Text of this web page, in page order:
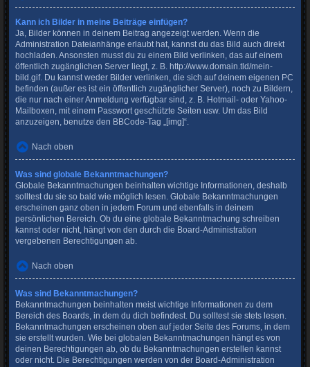
Kann ich Bilder in meine Beiträge einfügen?
Ja, Bilder können in deinem Beitrag angezeigt werden. Wenn die
Administration Dateianhänge erlaubt hat, kannst du das Bild auch direkt
hochladen. Ansonsten musst du zu einem Bild verlinken, das auf einem
öffentlich zugänglichen Server liegt, z. B. http://www.domain.tld/mein-
bild.gif. Du kannst weder Bilder verlinken, die sich auf deinem eigenen PC
befinden (außer es ist ein öffentlich zugänglicher Server), noch zu Bildern,
die nur nach einer Anmeldung verfügbar sind, z. B. Hotmail- oder Yahoo-
Mailboxen, mit einem Passwort geschützte Seiten usw. Um das Bild
anzuzeigen, benutze den BBCode-Tag „[img]“.
Nach oben
Was sind globale Bekanntmachungen?
Globale Bekanntmachungen beinhalten wichtige Informationen, deshalb
solltest du sie so bald wie möglich lesen. Globale Bekanntmachungen
erscheinen ganz oben in jedem Forum und ebenfalls in deinem
persönlichen Bereich. Ob du eine globale Bekanntmachung schreiben
kannst oder nicht, hängt von den durch die Board-Administration
vergebenen Berechtigungen ab.
Nach oben
Was sind Bekanntmachungen?
Bekanntmachungen beinhalten meist wichtige Informationen zu dem
Bereich des Boards, in dem du dich befindest. Du solltest sie stets lesen.
Bekanntmachungen erscheinen oben auf jeder Seite des Forums, in dem
sie erstellt wurden. Wie bei globalen Bekanntmachungen hängt es von
deinen Berechtigungen ab, ob du Bekanntmachungen erstellen kannst
oder nicht. Die Berechtigungen werden von der Board-Administration